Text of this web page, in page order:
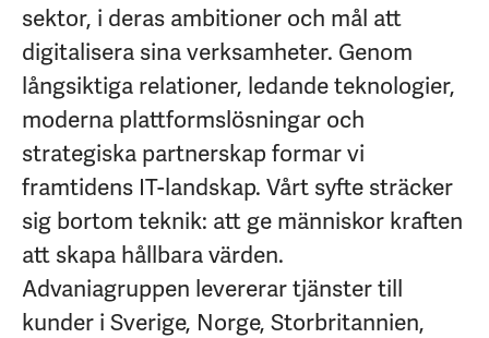
sektor, i deras ambitioner och mål att
digitalisera sina verksamheter. Genom
långsiktiga relationer, ledande teknologier,
moderna plattformslösningar och
strategiska partnerskap formar vi
framtidens IT-landskap. Vårt syfte sträcker
sig bortom teknik: att ge människor kraften
att skapa hållbara värden.
Advaniagruppen levererar tjänster till
kunder i Sverige, Norge, Storbritannien,